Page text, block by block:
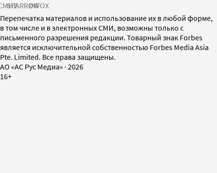
SPARROWINFOX
Перепечатка материалов и использование их в любой форме,
в том числе и в электронных СМИ, возможны только с
письменного разрешения редакции. Товарный знак Forbes
является исключительной собственностью Forbes Media Asia
Pte. Limited. Все права защищены.
AO «АС Рус Медиа» · 2026
16+